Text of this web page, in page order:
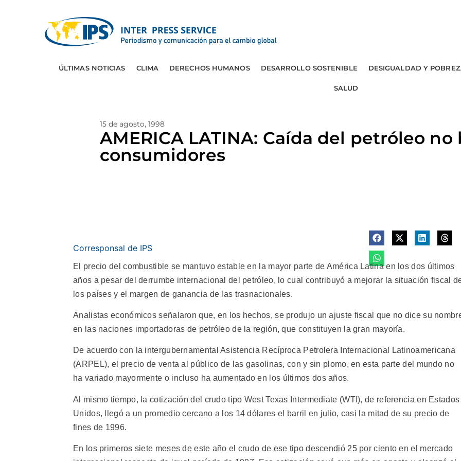
ÚLTIMAS NOTICIAS CLIMA DERECHOS HUMANOS DESARROLLO SOSTENIBLE DESIGUALDAD Y
SALUD
15 de agosto, 1998
AMERICA LATINA: Caída del petróleo
consumidores
Corresponsal de IPS
El precio del combustible se mantuvo estable en la mayor parte de América Latina en los dos últimos
años a pesar del derrumbe internacional del petróleo, lo cual contribuyó a mejorar la situación fiscal
los países y el margen de ganancia de las trasnacionales.
Analistas económicos señalaron que, en los hechos, se produjo un ajuste fiscal que no dice su
en las naciones importadoras de petróleo de la región, que constituyen la gran mayoría.
De acuerdo con la intergubernamental Asistencia Recíproca Petrolera Internacional Latinoamericana
(ARPEL), el precio de venta al público de las gasolinas, con y sin plomo, en esta parte del mundo no
ha variado mayormente o incluso ha aumentado en los últimos dos años.
Al mismo tiempo, la cotización del crudo tipo West Texas Intermediate (WTI), de referencia en Estados
Unidos, llegó a un promedio cercano a los 14 dólares el barril en julio, casi la mitad de su precio de
fines de 1996.
En los primeros siete meses de este año el crudo de ese tipo descendió 25 por ciento en el mercado